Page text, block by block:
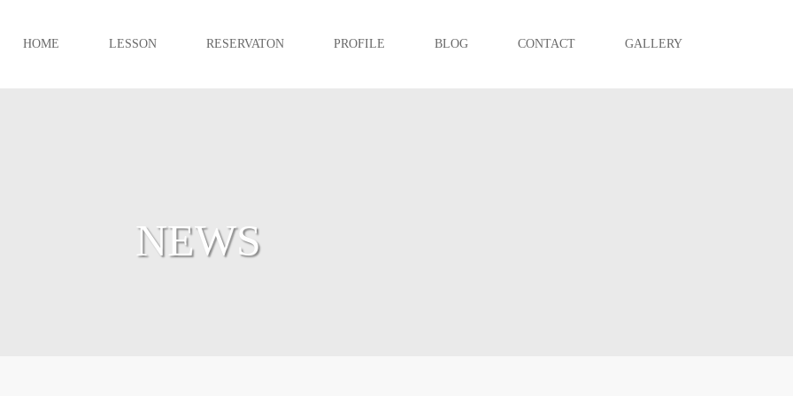
HOME LESSON RESERVATON PROFILE BLOG CONTACT GALLERY
NEWS